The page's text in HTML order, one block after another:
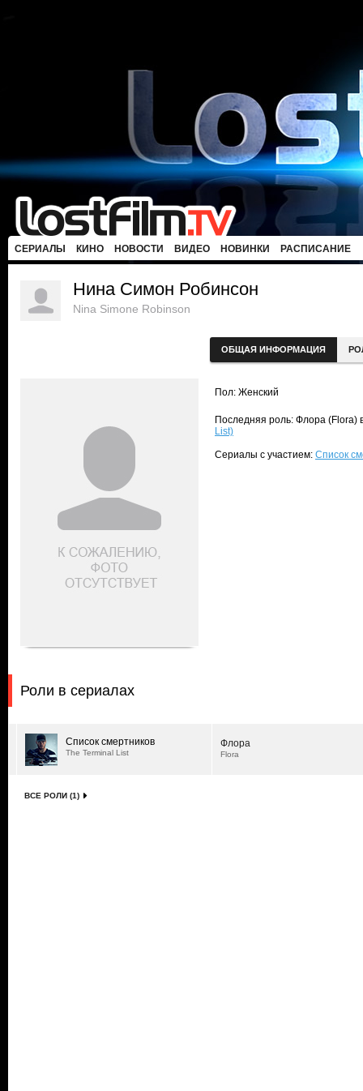
СЕРИАЛЫ КИНО НОВОСТИ ВИДЕО НОВИНКИ РАСПИСАНИЕ
Нина Симон Робинсон
Nina Simone Robinson
ОБЩАЯ ИНФОРМАЦИЯ
Пол: Женский
Последняя роль: Флора (Flora)
List)
Сериалы с участием: Список
Роли в сериалах
Список смертников
The Terminal List
Флора
Flora
ВСЕ РОЛИ (1)